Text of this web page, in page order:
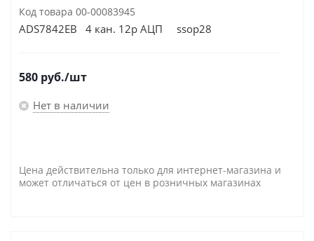
Код товара 00-00083945
ADS7842EB 4 кан. 12р АЦП ssop28
580 руб./шт
Нет в наличии
Цена действительна только для интернет-магазина и
может отличаться от цен в розничных магазинах